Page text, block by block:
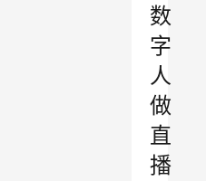
数
字
人
做
直
播